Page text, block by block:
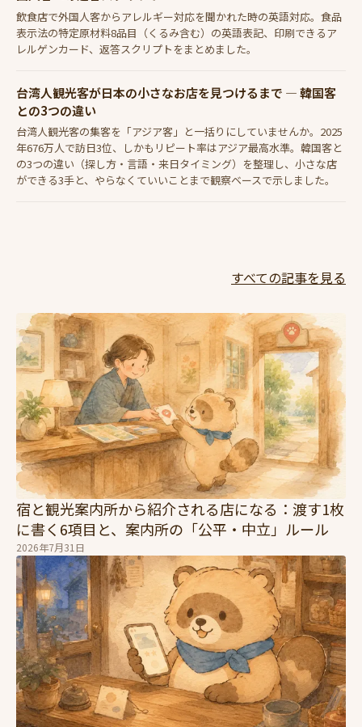
飲食店で外国人客からアレルギー対応を聞かれた時の英語対応。食品
表示法の特定原材料8品目（くるみ含む）の英語表記、印刷できるア
レルゲンカード、返答スクリプトをまとめました。
台湾人観光客が日本の小さなお店を見つけるまで — 韓国客
との3つの違い
台湾人観光客の集客を「アジア客」と一括りにしていませんか。2025
年676万人で訪日3位、しかもリピート率はアジア最高水準。韓国客と
の3つの違い（探し方・言語・来日タイミング）を整理し、小さな店
ができる3手と、やらなくていいことまで観察ベースで示しました。
すべての記事を見る
宿と観光案内所から紹介される店になる：渡す1枚
に書く6項目と、案内所の「公平・中立」ルール
2026年7月31日